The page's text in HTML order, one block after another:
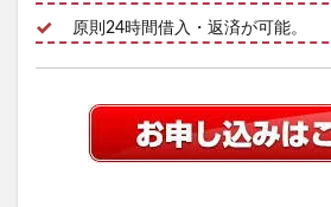
原則24時間借入・返済が可能。